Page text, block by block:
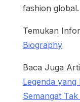
fashion global.
Temukan
Biography
Baca Juga
Legenda
Semangat